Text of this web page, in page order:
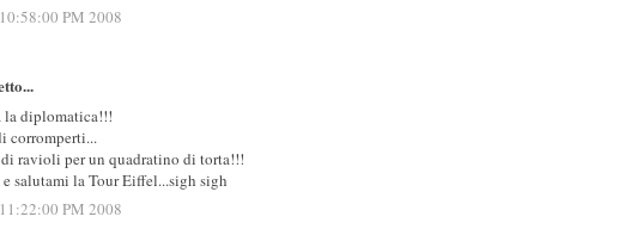
PM 2008
la diplomatica!!!
corromperti...
ravioli per un quadratino di torta!!!
salutami la Tour Eiffel...sigh sigh
PM 2008